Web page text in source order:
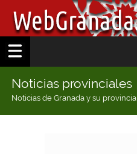
Noticias provinciales
Noticias de Granada y su provincia